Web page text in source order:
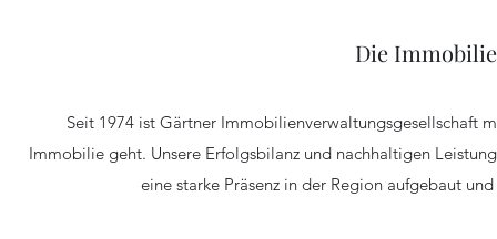
Die
Seit 1974 ist Gärtner Immobilienverwaltungsgesellschaft
Immobilie geht. Unsere Erfolgsbilanz und nachhaltigen
eine starke Präsenz in der Region aufgebaut